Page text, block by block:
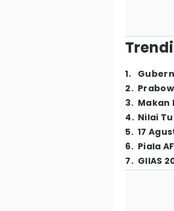
1.
2.
3. Makan
4. Nilai
5. 17
6. Piala
7. GIIAS